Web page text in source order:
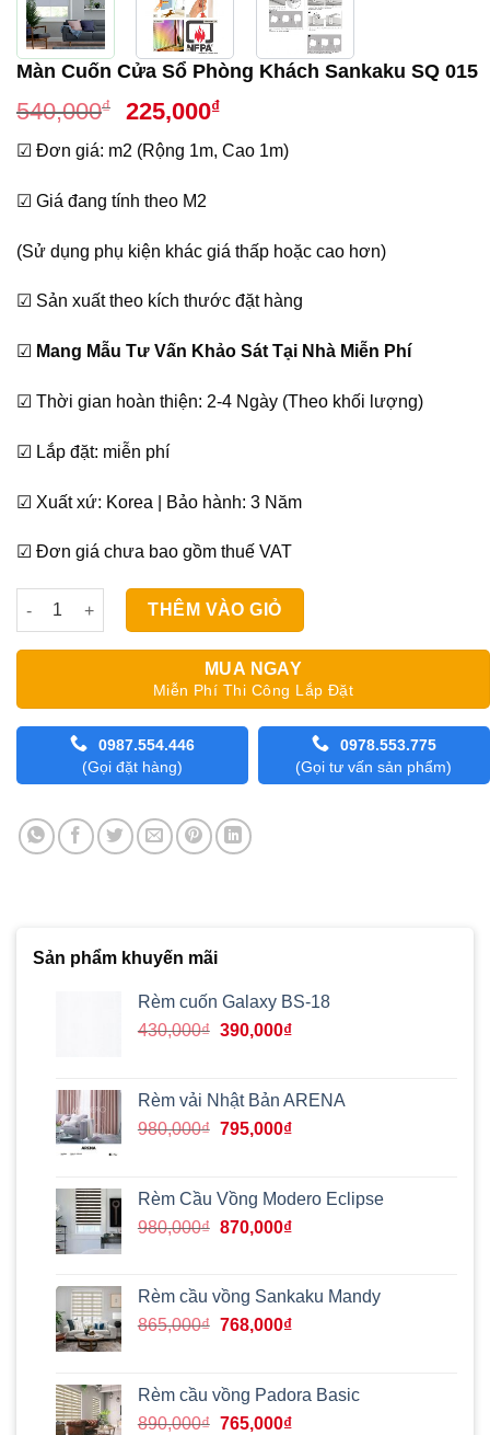
Màn Cuốn Cửa Sổ Phòng Khách Sankaku SQ 015
540,000₫
Giá
gốc
là:
540,000₫.
225,000₫Giá
tại
☑ Đơn giá: m2 (Rộng 1m, Cao 1m)
☑ Giá đang tính theo M2
(Sử dụng phụ kiện khác giá thấp hoặc cao hơn)
☑ Sản xuất theo kích thước đặt hàng
☑ Mang Mẫu Tư Vấn Khảo Sát Tại Nhà Miễn Phí
☑ Thời gian hoàn thiện: 2-4 Ngày (Theo khối lượng)
☑ Lắp đặt: miễn phí
☑ Xuất xứ: Korea | Bảo hành: 3 Năm
☑ Đơn giá chưa bao gồm thuế VAT
Màn Cuốn Cửa Sổ Phòng Khách Sankaku SQ 015 số lượng
THÊM VÀO GIỎ
MUA NGAY
Miễn Phí Thi Công Lắp Đặt
0987.554.446
(Gọi đặt hàng)
0978.553.775
(Gọi tư vấn sản phẩm)
Sản phẩm khuyến mãi
Rèm cuốn Galaxy BS-18
430,000₫ Giá
430,000₫.
390,000₫Giá
là:
390,000₫.
Rèm vải Nhật Bản ARENA
980,000₫ Giá
980,000₫.
795,000₫Giá
là:
795,000₫.
Rèm Cầu Vồng Modero Eclipse
980,000₫ Giá
980,000₫.
870,000₫Giá
là:
870,000₫.
Rèm cầu vồng Sankaku Mandy
865,000₫ Giá
865,000₫.
768,000₫Giá
là:
768,000₫.
Rèm cầu vồng Padora Basic
890,000₫ Giá
765,000₫Giá